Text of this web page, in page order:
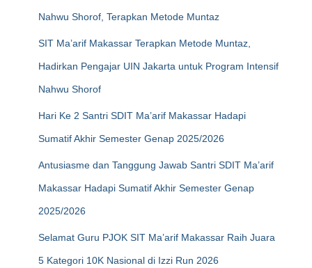
Nahwu Shorof, Terapkan Metode Muntaz
SIT Ma’arif Makassar Terapkan Metode Muntaz,
Hadirkan Pengajar UIN Jakarta untuk Program Intensif
Nahwu Shorof
Hari Ke 2 Santri SDIT Ma’arif Makassar Hadapi
Sumatif Akhir Semester Genap 2025/2026
Antusiasme dan Tanggung Jawab Santri SDIT Ma’arif
Makassar Hadapi Sumatif Akhir Semester Genap
2025/2026
Selamat Guru PJOK SIT Ma’arif Makassar Raih Juara
5 Kategori 10K Nasional di Izzi Run 2026